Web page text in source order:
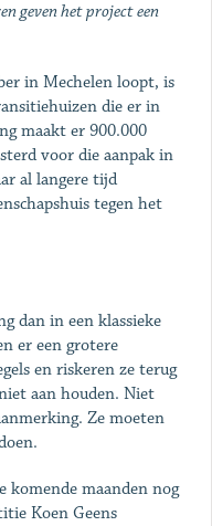
geven het project een
in Mechelen loopt, is
die er in
maakt er 900.000
voor die aanpak in
al langere tijd
tegen het
dan in een klassieke
er een grotere
en riskeren ze terug
aan houden. Niet
Ze moeten
komende maanden nog
Koen Geens